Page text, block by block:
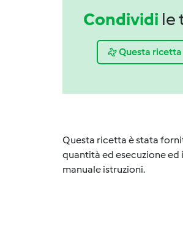
Condividi le
Questa
Questa ricetta è stata
quantità ed esecuzione ed
manuale istruzioni.